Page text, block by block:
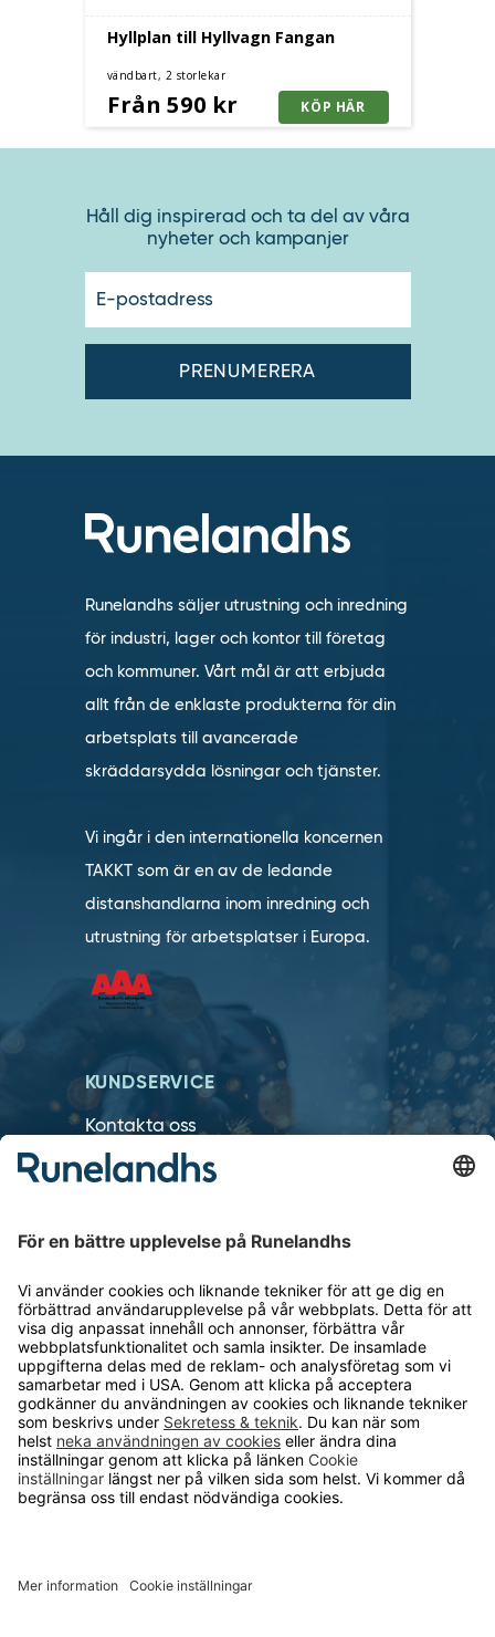
Hyllplan till Hyllvagn Fangan
vändbart, 2 storlekar
Från 590 kr
Håll dig inspirerad och ta del av våra
nyheter och kampanjer
Runelandhs säljer utrustning och inredning
för industri, lager och kontor till företag
och kommuner. Vårt mål är att erbjuda
allt från de enklaste produkterna för din
arbetsplats till avancerade
skräddarsydda lösningar och tjänster.
Vi ingår i den internationella koncernen
TAKKT som är en av de ledande
distanshandlarna inom inredning och
utrustning för arbetsplatser i Europa.
KUNDSERVICE
Kontakta oss
Så funkar det
Om cookies
Personuppgiftshantering
Cookie inställningar
OM RUNELANDHS
Om Runelandhs